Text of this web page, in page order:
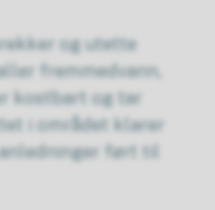
og utette
fremmedvann,
kostbart og tar
i området klarer
ført til